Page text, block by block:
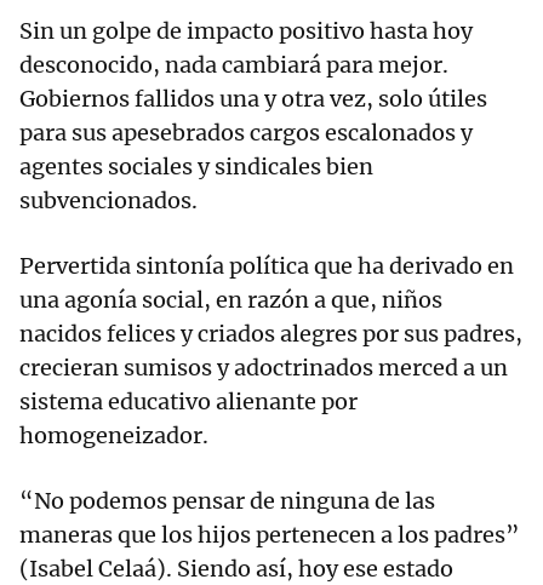
Sin un golpe de impacto positivo hasta hoy
desconocido, nada cambiará para mejor.
Gobiernos fallidos una y otra vez, solo útiles
para sus apesebrados cargos escalonados y
agentes sociales y sindicales bien
subvencionados.
Pervertida sintonía política que ha derivado en
una agonía social, en razón a que, niños
nacidos felices y criados alegres por sus padres,
crecieran sumisos y adoctrinados merced a un
sistema educativo alienante por
homogeneizador.
“No podemos pensar de ninguna de las
maneras que los hijos pertenecen a los padres”
(Isabel Celaá). Siendo así, hoy ese estado